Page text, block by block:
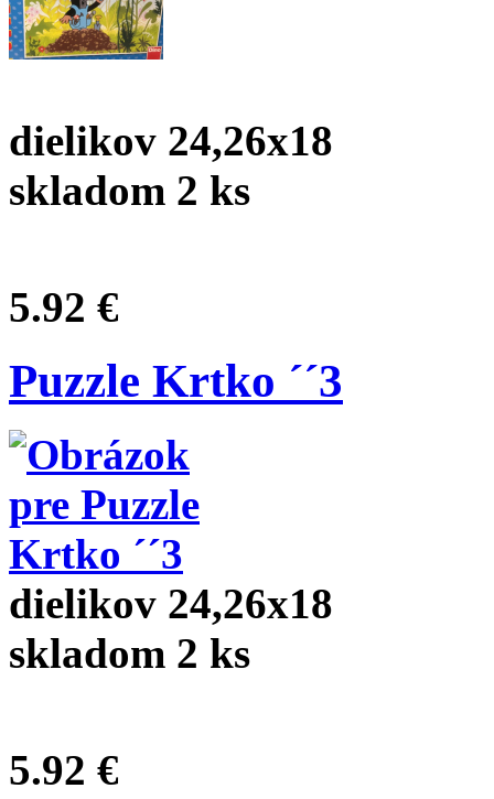
dielikov 24,26x18
skladom 2 ks
5.92 €
Puzzle Krtko ´´3
dielikov 24,26x18
skladom 2 ks
5.92 €